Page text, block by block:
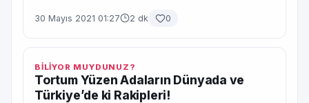
30 Mayıs 2021 01:27 2 dk 0
BİLİYOR MUYDUNUZ?
Tortum Yüzen Adaların Dünyada ve
Türkiye’de ki Rakipleri!